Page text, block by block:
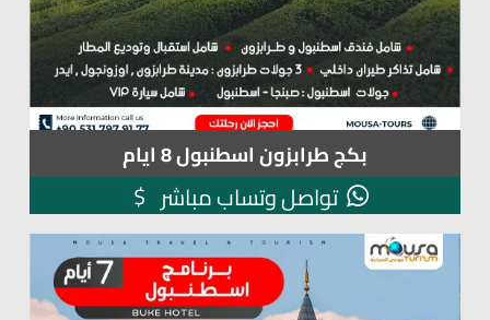
بكج طرابزون اسطنبول 8 ايام
تواصل وتساب مباشر $